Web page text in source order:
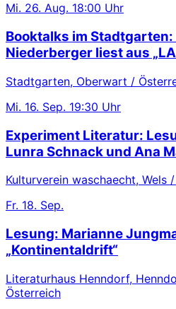
Mi. 26. Aug. 18:00 Uhr
Booktalks im
Niederberger liest aus
Stadtgarten, Oberwart /
Mi. 16. Sep. 19:30 Uhr
Experiment Literatur:
Lunra Schnack und Ana
Kulturverein waschaecht, Wels
Fr. 18. Sep.
Lesung: Marianne
„Kontinentaldrift“
Literaturhaus Henndorf,
Österreich